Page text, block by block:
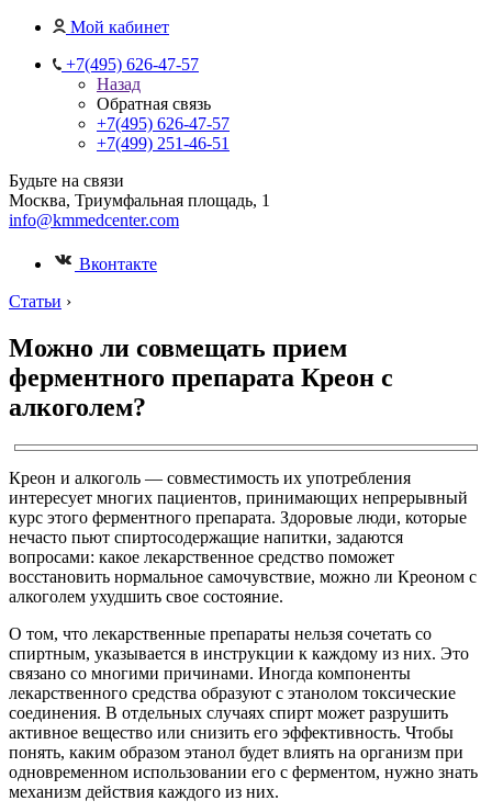
Мой кабинет
+7(495) 626-47-57
Назад
Обратная связь
+7(495) 626-47-57
+7(499) 251-46-51
Будьте на связи
Москва, Триумфальная площадь, 1
info@kmmedcenter.com
Вконтакте
Статьи ›
Можно ли совмещать прием
ферментного препарата Креон с
алкоголем?
Креон и алкоголь — совместимость их употребления
интересует многих пациентов, принимающих непрерывный
курс этого ферментного препарата. Здоровые люди, которые
нечасто пьют спиртосодержащие напитки, задаются
вопросами: какое лекарственное средство поможет
восстановить нормальное самочувствие, можно ли Креоном с
алкоголем ухудшить свое состояние.
О том, что лекарственные препараты нельзя сочетать со
спиртным, указывается в инструкции к каждому из них. Это
связано со многими причинами. Иногда компоненты
лекарственного средства образуют с этанолом токсические
соединения. В отдельных случаях спирт может разрушить
активное вещество или снизить его эффективность. Чтобы
понять, каким образом этанол будет влиять на организм при
одновременном использовании его с ферментом, нужно знать
механизм действия каждого из них.